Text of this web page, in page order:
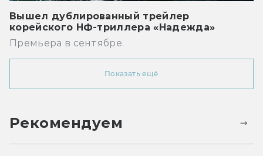
Вышел дублированный трейлер
корейского НФ-триллера «Надежда»
Премьера в сентябре.
Показать ещё
Рекомендуем